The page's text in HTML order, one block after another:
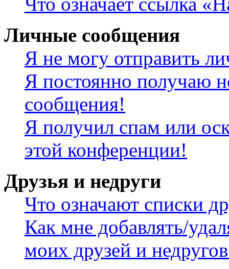
Личные сообщения
Я не могу отправить
Я постоянно получаю
сообщения!
Я получил спам или
этой конференции!
Друзья и недруги
Что означают списки
Как мне добавлять/
моих друзей и